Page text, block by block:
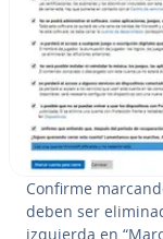
Confirme
deben ser
izquierda en